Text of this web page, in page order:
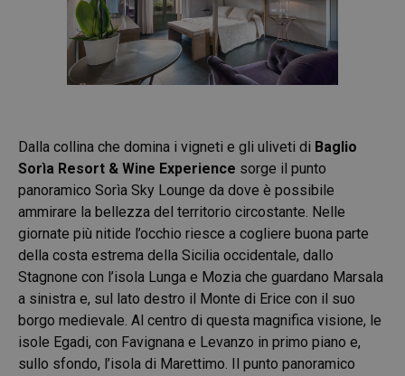
Dalla collina che domina i vigneti e gli uliveti di Baglio
Sorìa Resort & Wine Experience sorge il punto
panoramico Sorìa Sky Lounge da dove è possibile
ammirare la bellezza del territorio circostante. Nelle
giornate più nitide l’occhio riesce a cogliere buona parte
della costa estrema della Sicilia occidentale, dallo
Stagnone con l’isola Lunga e Mozia che guardano Marsala
a sinistra e, sul lato destro il Monte di Erice con il suo
borgo medievale. Al centro di questa magnifica visione, le
isole Egadi, con Favignana e Levanzo in primo piano e,
sullo sfondo, l’isola di Marettimo. Il punto panoramico